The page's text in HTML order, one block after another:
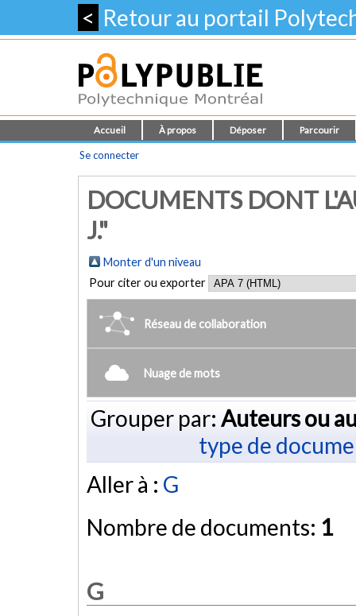
< Retour au portail
Accueil À propos Déposer Parcourir
Se connecter
DOCUMENTS DONT
J."
Monter d'un niveau
Pour citer ou exporter
Réseau de collaboration
Nuage de mots
Grouper par: Auteurs ou
type de
Aller à : G
Nombre de documents: 1
G